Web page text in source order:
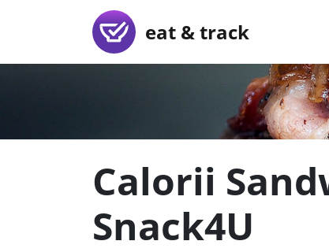
eat & track
Calorii
Snack4U